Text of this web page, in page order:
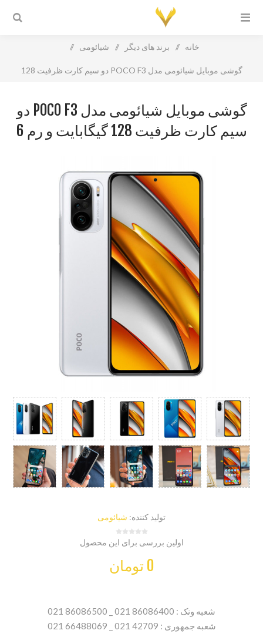
خانه / برند های دیگر / شیائومی /
گوشی موبایل شیائومی مدل POCO F3 دو سیم‌ کارت ظرفیت 128
گوشی موبایل شیائومی مدل POCO F3 دو
سیم‌ کارت ظرفیت 128 گیگابایت و رم 6
تولید کننده: شیائومی
اولین بررسی برای این محصول
0 تومان
شعبه ونک : 86086400 021 _ 86086500 021
شعبه جمهوری : 42709 021 _ 66488069 021